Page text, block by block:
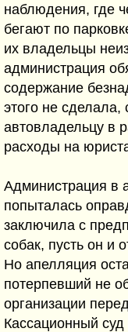
наблюдения, где
бегают по
их владельцы
администрация
содержание
этого не сделала,
автовладельцу в
расходы на
Администрация в
попыталась
заключила с
собак, пусть он и
Но апелляция
потерпевший не
организации
Кассационный